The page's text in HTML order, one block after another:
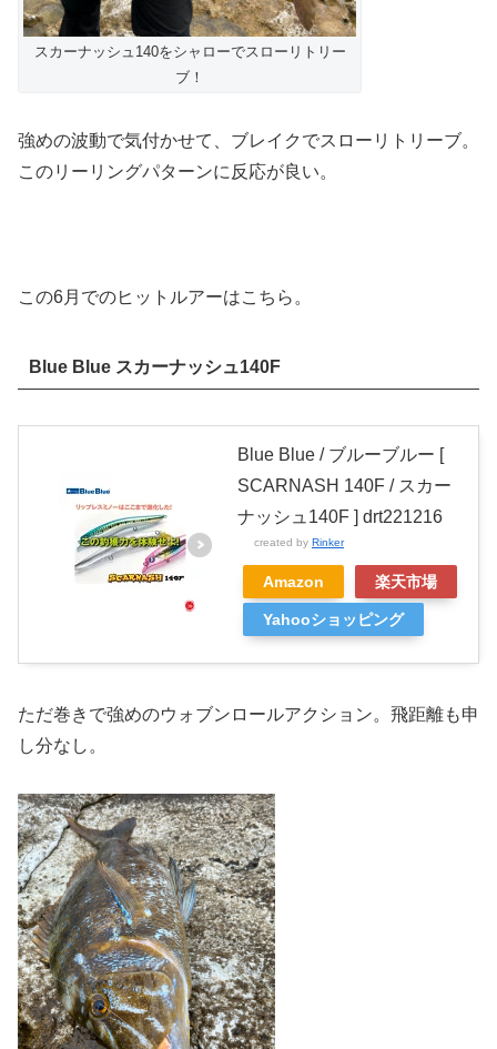
スカーナッシュ140をシャローでスローリトリー
ブ！
強めの波動で気付かせて、ブレイクでスローリトリーブ。
このリーリングパターンに反応が良い。
この6月でのヒットルアーはこちら。
Blue Blue スカーナッシュ140F
Blue Blue / ブルーブルー [
SCARNASH 140F / スカー
ナッシュ140F ] drt221216
created by Rinker
Amazon 楽天市場
Yahooショッピング
ただ巻きで強めのウォブンロールアクション。飛距離も申
し分なし。